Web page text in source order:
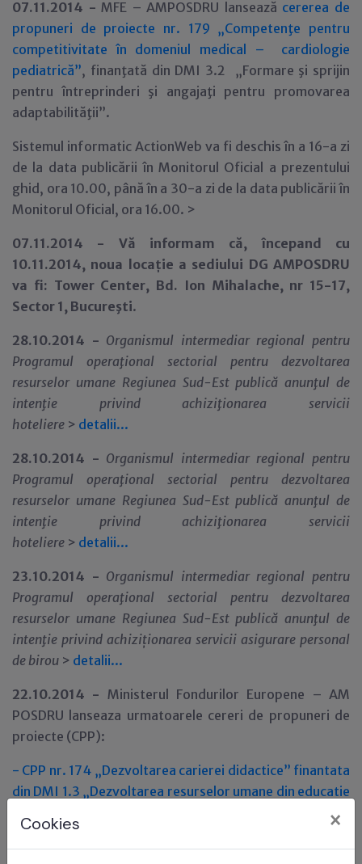
Cookies ×
07.11.2014 -MFE – AMPOSDRU lansează cererea de
propuneri de proiecte nr. 179 „Competenţe pentru
competitivitate în domeniul medical – cardiologie
pediatrică”, finanţată din DMI 3.2 „Formare şi sprijin
pentru întreprinderi şi angajaţi pentru promovarea
adaptabilităţii”.
Sistemul informatic ActionWeb va fi deschis în a 16-a zi
de la data publicării în Monitorul Oficial a prezentului
ghid, ora 10.00, până în a 30-a zi de la data publicării în
Monitorul Oficial, ora 16.00. >
07.11.2014 - Vă informam că, începand cu
10.11.2014, noua locaţie a sediului DG AMPOSDRU
va fi: Tower Center, Bd. Ion Mihalache, nr 15-17,
Sector 1, Bucureşti.
28.10.2014 - Organismul intermediar regional pentru
Programul operaţional sectorial pentru dezvoltarea
resurselor umane Regiunea Sud-Estpublică anunţul de
intenţie privindachiziţionarea servicii
hoteliere > detalii...
28.10.2014 - Organismul intermediar regional pentru
Programul operaţional sectorial pentru dezvoltarea
resurselor umane Regiunea Sud-Estpublică anunţul de
intenţie privindachiziţionarea servicii
hoteliere > detalii...
23.10.2014 - Organismul intermediar regional pentru
Programul operaţional sectorial pentru dezvoltarea
resurselor umane Regiunea Sud-Estpublică anunţul de
intenţie privind achiziţionarea servicii asigurare personal
de birou > detalii...
22.10.2014 - Ministerul Fondurilor Europene – AM
POSDRU lanseaza urmatoarele cereri de propuneri de
proiecte (CPP):
- CPP nr. 174 „Dezvoltarea carierei didactice” finantata
din DMI 1.3 „Dezvoltarea resurselor umane din educatie
- CPP nr. 175 „Firme de exercitiu pentru elevi” finantata
din DMI 2.1 „Tranzitia de la scoala la viata activa”